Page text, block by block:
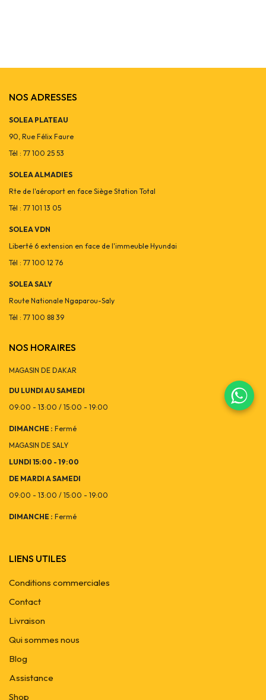
NOS ADRESSES
SOLEA PLATEAU
90, Rue Félix Faure
Tél : 77 100 25 53
SOLEA ALMADIES
Rte de l'aéroport en face Siège Station Total
Tél : 77 101 13 05
SOLEA VDN
Liberté 6 extension en face de l'immeuble Hyundai
Tél : 77 100 12 76
SOLEA SALY
Route Nationale Ngaparou-Saly
Tél : 77 100 88 39
NOS HORAIRES
MAGASIN DE DAKAR
DU LUNDI AU SAMEDI
09:00 - 13:00 / 15:00 - 19:00
DIMANCHE : Fermé
MAGASIN DE SALY
LUNDI 15:00 - 19:00
DE MARDI A SAMEDI
09:00 - 13:00 / 15:00 - 19:00
DIMANCHE : Fermé
LIENS UTILES
Conditions commerciales
Contact
Livraison
Qui sommes nous
Blog
Assistance
Shop